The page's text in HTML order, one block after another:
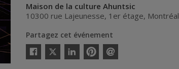
Maison de la culture Ahuntsic
10300 rue Lajeunesse, 1er étage, Montréal
Partagez cet événement
Facebook
Twitter
LinkedinPinterestEnvoyer